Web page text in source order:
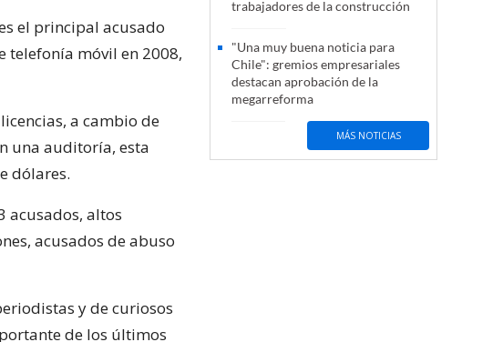
el principal acusado
telefonía móvil en 2008,
a cambio de
una auditoría, esta
dólares.
acusados, altos
acusados de abuso
y de curiosos
de los últimos
trabajadores de la construcción
"Una muy buena noticia para
Chile": gremios empresariales
destacan aprobación de la
megarreforma
MÁS NOTICIAS